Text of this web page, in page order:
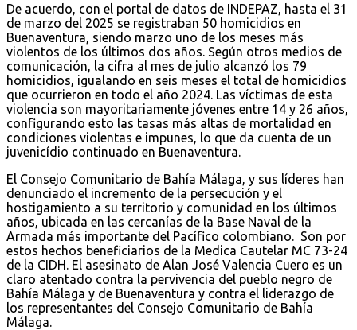
De acuerdo, con el portal de datos de INDEPAZ, hasta el 31
de marzo del 2025 se registraban 50 homicidios en
Buenaventura, siendo marzo uno de los meses más
violentos de los últimos dos años. Según otros medios de
comunicación, la cifra al mes de julio alcanzó los 79
homicidios, igualando en seis meses el total de homicidios
que ocurrieron en todo el año 2024. Las víctimas de esta
violencia son mayoritariamente jóvenes entre 14 y 26 años,
configurando esto las tasas más altas de mortalidad en
condiciones violentas e impunes, lo que da cuenta de un
juvenicídio continuado en Buenaventura.
El Consejo Comunitario de Bahía Málaga, y sus líderes han
denunciado el incremento de la persecución y el
hostigamiento a su territorio y comunidad en los últimos
años, ubicada en las cercanías de la Base Naval de la
Armada más importante del Pacífico colombiano. Son por
estos hechos beneficiarios de la Medica Cautelar MC 73-24
de la CIDH. El asesinato de Alan José Valencia Cuero es un
claro atentado contra la pervivencia del pueblo negro de
Bahía Málaga y de Buenaventura y contra el liderazgo de
los representantes del Consejo Comunitario de Bahía
Málaga.